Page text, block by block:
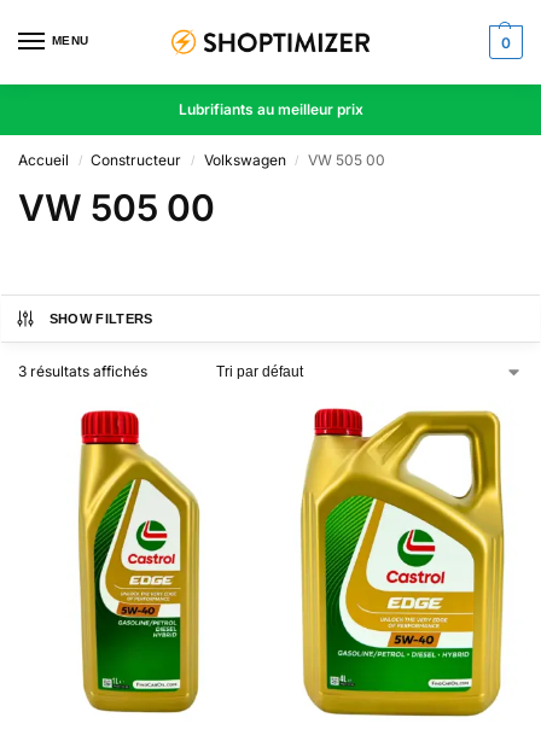
MENU 0
Lubrifiants au meilleur prix
Accueil / Constructeur / Volkswagen / VW 505 00
VW 505 00
SHOW FILTERS
3 résultats affichés